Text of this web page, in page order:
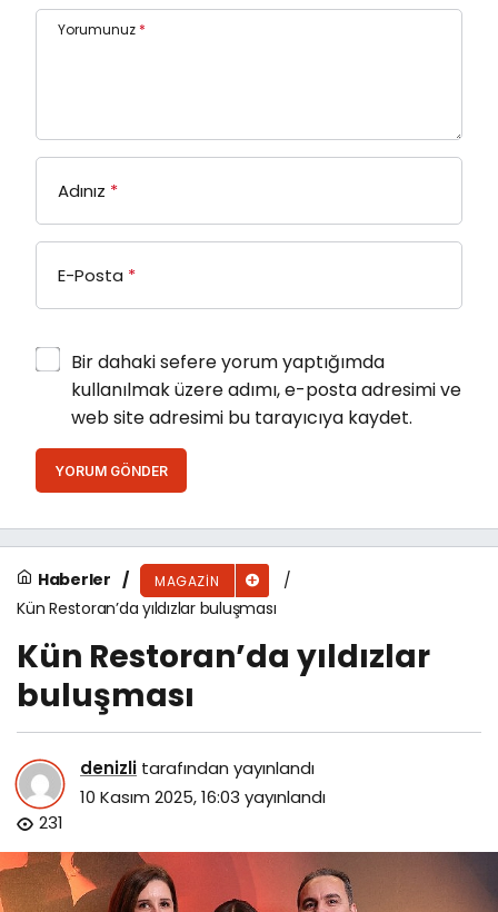
Yorumunuz *
Adınız *
E-Posta *
Bir dahaki sefere yorum yaptığımda
kullanılmak üzere adımı, e-posta adresimi ve
web site adresimi bu tarayıcıya kaydet.
YORUM GÖNDER
Haberler MAGAZIN
Kün Restoran’da yıldızlar buluşması
Kün Restoran’da yıldızlar
buluşması
denizli tarafından yayınlandı
10 Kasım 2025, 16:03 yayınlandı
231